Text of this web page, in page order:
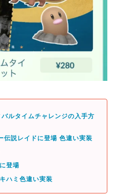
ルタイムチャレンジの入手方
伝説レイドに登場 色違い実装
登場
ハミ色違い実装